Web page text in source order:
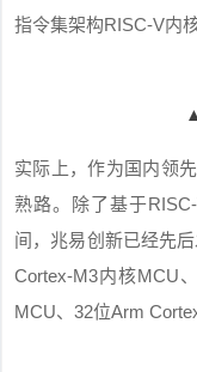
指令集架构RISC-V内
▲
实际上，作为国内领先
熟路。除了基于
间，兆易创新已经先
Cortex-M3内核MCU、
MCU、 32位Arm